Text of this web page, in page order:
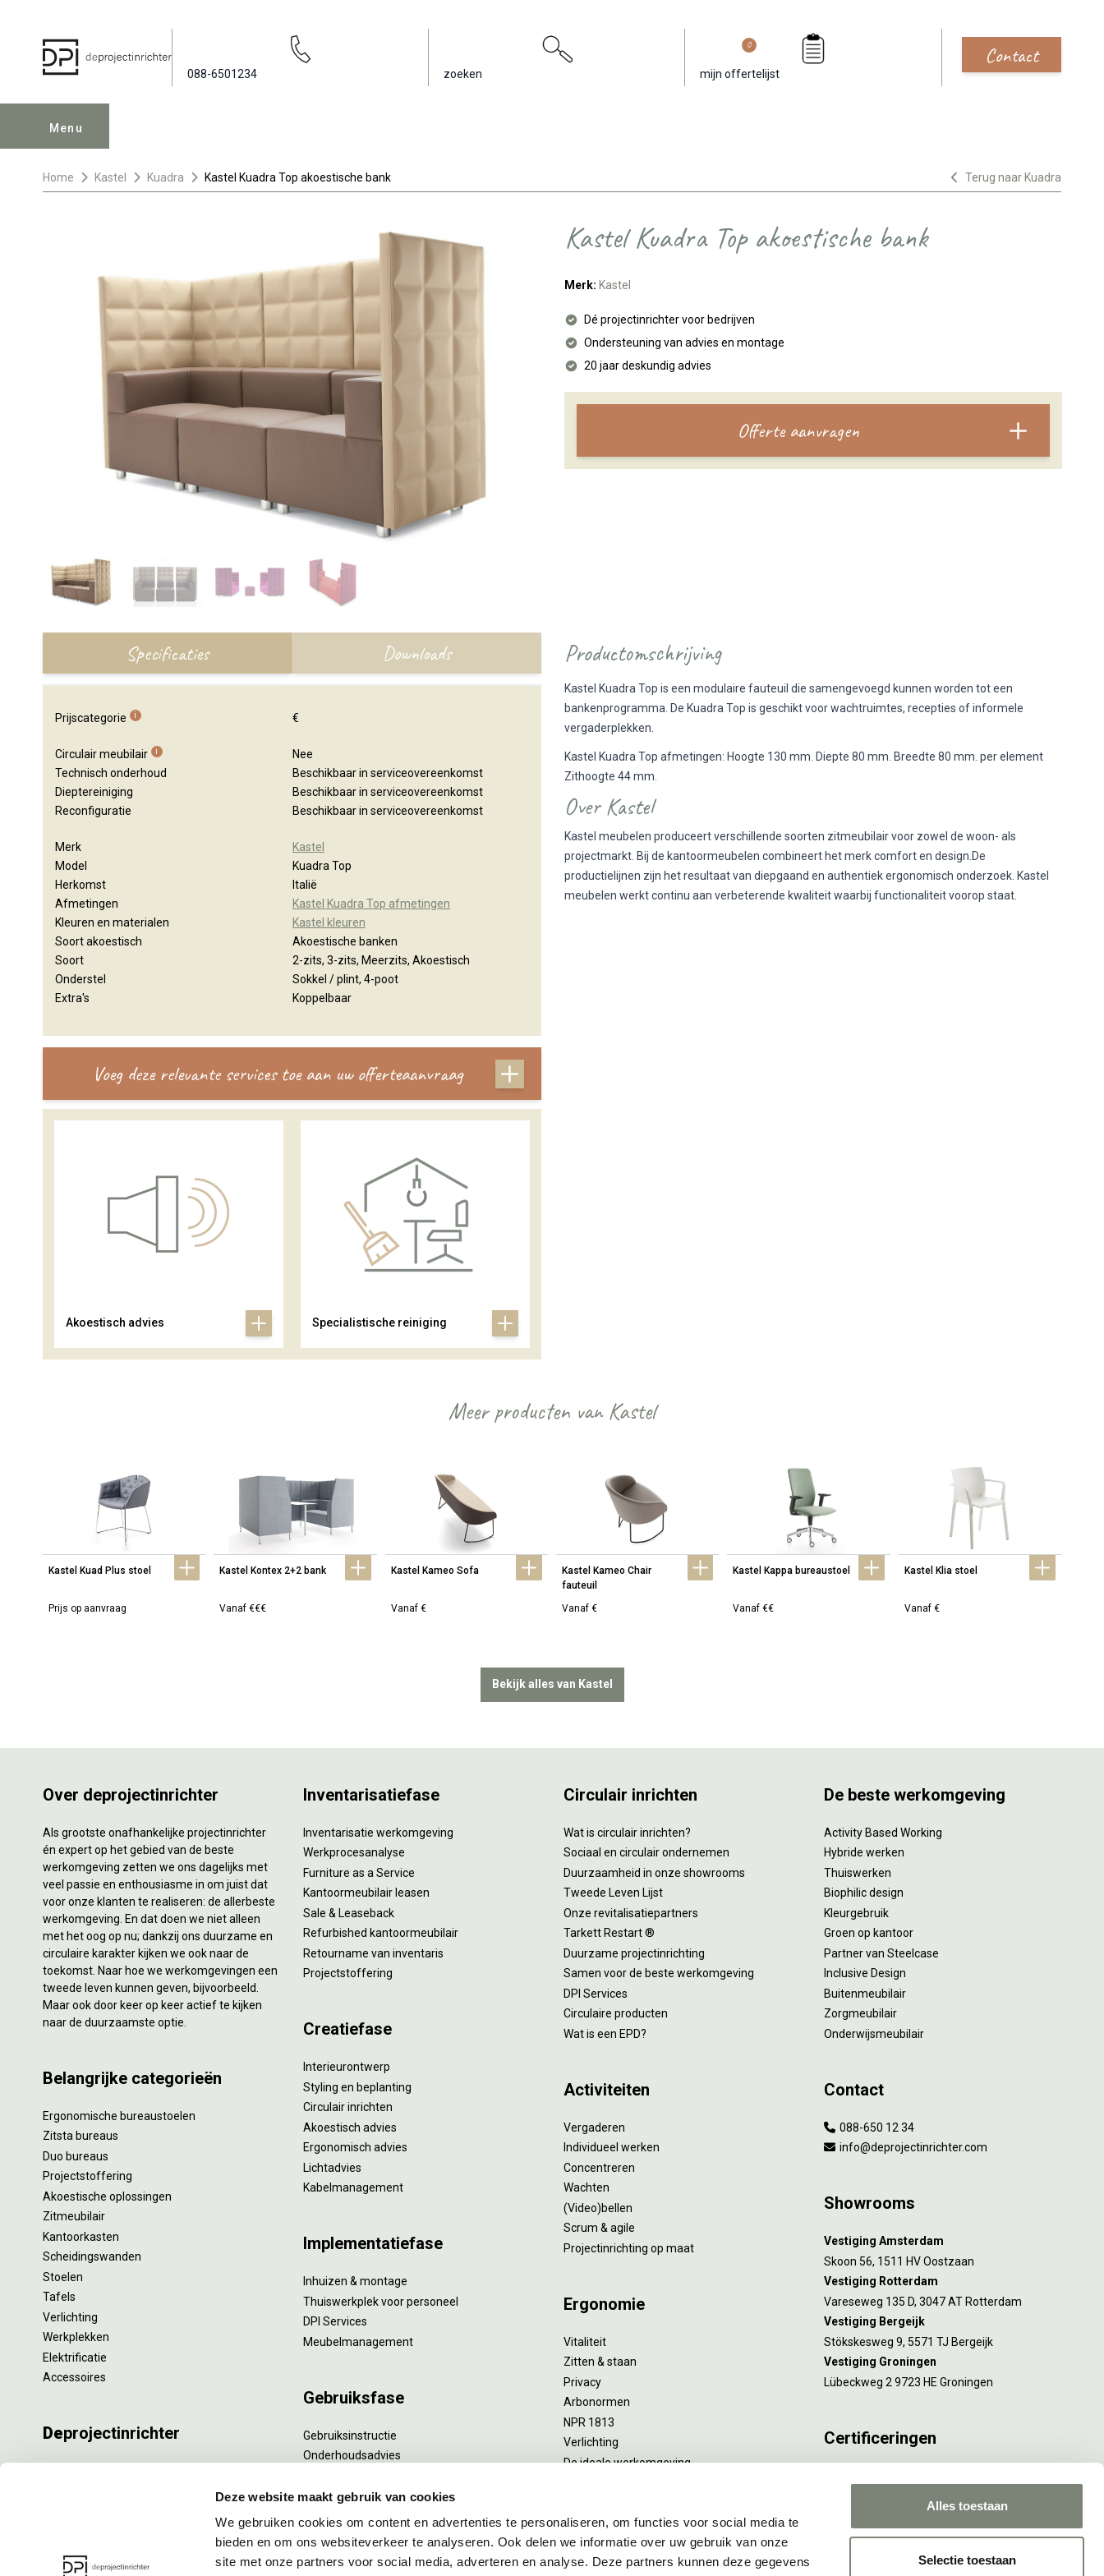
Deze website maakt gebruik van cookies
We gebruiken cookies om content en advertenties te personaliseren, om functies voor social media te
bieden en om ons websiteverkeer te analyseren. Ook delen we informatie over uw gebruik van onze
site met onze partners voor social media, adverteren en analyse. Deze partners kunnen deze gegevens
Alles toestaan
Selectie toestaan
088-6501234 zoeken mijn offertelijst
0 Contact
Menu
Home Kastel Kuadra Kastel Kuadra Top akoestische bank Terug naar Kuadra
Kastel Kuadra Top akoestische bank
Merk: Kastel
Dé projectinrichter voor bedrijven
Ondersteuning van advies en montage
20 jaar deskundig advies
Offerte aanvragen
Specificaties Downloads
Prijscategorie i €
Circulair meubilair i
Nee
Technisch onderhoud
Beschikbaar in serviceovereenkomst
Dieptereiniging
Beschikbaar in serviceovereenkomst
Reconfiguratie
Beschikbaar in serviceovereenkomst
Merk
Kastel
Model
Kuadra Top
Herkomst
Italië
Afmetingen
Kastel Kuadra Top afmetingen
Kleuren en materialen
Kastel kleuren
Soort akoestisch
Akoestische banken
Soort
2-zits, 3-zits, Meerzits, Akoestisch
Onderstel
Sokkel / plint, 4-poot
Extra's
Koppelbaar
Voeg deze relevante services toe aan uw offerteaanvraag
Akoestisch advies Specialistische reiniging
Productomschrijving
Kastel Kuadra Top is een modulaire fauteuil die samengevoegd kunnen worden tot een
bankenprogramma. De Kuadra Top is geschikt voor wachtruimtes, recepties of informele
vergaderplekken.
Kastel Kuadra Top afmetingen: Hoogte 130 mm. Diepte 80 mm. Breedte 80 mm. per element
Zithoogte 44 mm.
Over Kastel
Kastel meubelen produceert verschillende soorten zitmeubilair voor zowel de woon- als
projectmarkt. Bij de kantoormeubelen combineert het merk comfort en design.De
productielijnen zijn het resultaat van diepgaand en authentiek ergonomisch onderzoek. Kastel
meubelen werkt continu aan verbeterende kwaliteit waarbij functionaliteit voorop staat.
Meer producten van Kastel
Kastel Kuad Plus stoel
Prijs op aanvraag
Kastel Kontex 2+2 bank
Vanaf €€€
Kastel Kameo Sofa
Vanaf €
Kastel Kameo Chair
fauteuil
Vanaf €
Kastel Kappa bureaustoel
Vanaf €€
Kastel Klia stoel
Vanaf €
Bekijk alles van Kastel
Over deprojectinrichter
Als grootste onafhankelijke projectinrichter
én expert op het gebied van de beste
werkomgeving zetten we ons dagelijks met
veel passie en enthousiasme in om juist dat
voor onze klanten te realiseren: de allerbeste
werkomgeving. En dat doen we niet alleen
met het oog op nu; dankzij ons duurzame en
circulaire karakter kijken we ook naar de
toekomst. Naar hoe we werkomgevingen een
tweede leven kunnen geven, bijvoorbeeld.
Maar ook door keer op keer actief te kijken
naar de duurzaamste optie.
Belangrijke categorieën
Ergonomische bureaustoelen
Zitsta bureaus
Duo bureaus
Projectstoffering
Akoestische oplossingen
Zitmeubilair
Kantoorkasten
Scheidingswanden
Stoelen
Tafels
Verlichting
Werkplekken
Elektrificatie
Accessoires
Deprojectinrichter
Inventarisatiefase
Inventarisatie werkomgeving
Werkprocesanalyse
Furniture as a Service
Kantoormeubilair leasen
Sale & Leaseback
Refurbished kantoormeubilair
Retourname van inventaris
Projectstoffering
Creatiefase
Interieurontwerp
Styling en beplanting
Circulair inrichten
Akoestisch advies
Ergonomisch advies
Lichtadvies
Kabelmanagement
Implementatiefase
Inhuizen & montage
Thuiswerkplek voor personeel
DPI Services
Meubelmanagement
Gebruiksfase
Gebruiksinstructie
Onderhoudsadvies
Specialistische reiniging
Refurbishment
Interne verhuizing
Circulair inrichten
Wat is circulair inrichten?
Sociaal en circulair ondernemen
Duurzaamheid in onze showrooms
Tweede Leven Lijst
Onze revitalisatiepartners
Tarkett Restart ®
Duurzame projectinrichting
Samen voor de beste werkomgeving
DPI Services
Circulaire producten
Wat is een EPD?
Activiteiten
Vergaderen
Individueel werken
Concentreren
Wachten
(Video)bellen
Scrum & agile
Projectinrichting op maat
Ergonomie
Vitaliteit
Zitten & staan
Privacy
Arbonormen
NPR 1813
Verlichting
De ideale werkomgeving
De beste werkomgeving
Activity Based Working
Hybride werken
Thuiswerken
Biophilic design
Kleurgebruik
Groen op kantoor
Partner van Steelcase
Inclusive Design
Buitenmeubilair
Zorgmeubilair
Onderwijsmeubilair
Contact
088-650 12 34
info@deprojectinrichter.com
Showrooms
Vestiging Amsterdam
Skoon 56, 1511 HV Oostzaan
Vestiging Rotterdam
Vareseweg 135 D, 3047 AT Rotterdam
Vestiging Bergeijk
Stökskesweg 9, 5571 TJ Bergeijk
Vestiging Groningen
Lübeckweg 2 9723 HE Groningen
Certificeringen
Rotterdam en Culemborg.